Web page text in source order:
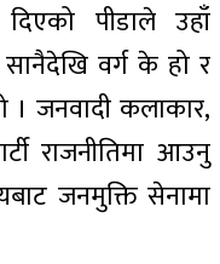
पीडाले उहाँ
वर्ग के हो र
। जनवादी कलाकार,
राजनीतिमा आउनु
जनमुक्ति सेनामा